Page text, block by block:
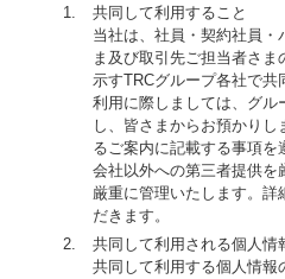
共同して利用すること
当社は、社員・契約社員・
ま及び取引先ご担当者さ
示すTRCグループ各社で共
利用に際しましては、グル
し、皆さまからお預かり
るご案内に記載する事項
会社以外への第三者提供を
厳重に管理いたします。詳
だきます。
共同して利用される個人情
共同して利用する個人情報